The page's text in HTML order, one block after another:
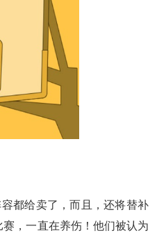
都给卖了，而且，还将替补
，一直在养伤！他们被认为